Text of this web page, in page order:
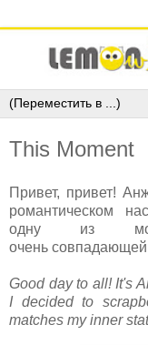
This Moment
Привет, привет!
романтическом
одну из
очень
Good day to all! It's
I decided to
matches my inner